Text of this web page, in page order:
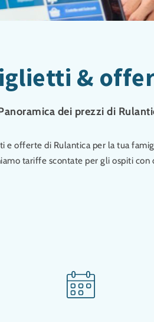
&
dei prezzi di
offerte di Rulantica per la tua
tariffe scontate per gli ospiti con